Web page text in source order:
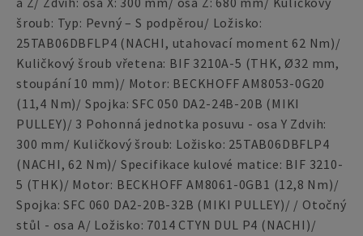
šroub: Typ: Pevný – S podpěrou/ Ložisko:
25TAB06DBFLP4 (NACHI, utahovací moment 62 Nm)/
Kuličkový šroub vřetena: BIF 3210A-5 (THK, Ø32 mm,
stoupání 10 mm)/ Motor: BECKHOFF AM8053-0G20
(11,4 Nm)/ Spojka: SFC 050 DA2-24B-20B (MIKI
PULLEY)/ 3 Pohonná jednotka posuvu - osa Y Zdvih:
300 mm/ Kuličkový šroub: Ložisko: 25TAB06DBFLP4
(NACHI, 62 Nm)/ Specifikace kulové matice: BIF 3210-
5 (THK)/ Motor: BECKHOFF AM8061-0GB1 (12,8 Nm)/
Spojka: SFC 060 DA2-20B-32B (MIKI PULLEY)/ / Otočný
stůl - osa A/ Ložisko: 7014 CTYN DUL P4 (NACHI)/